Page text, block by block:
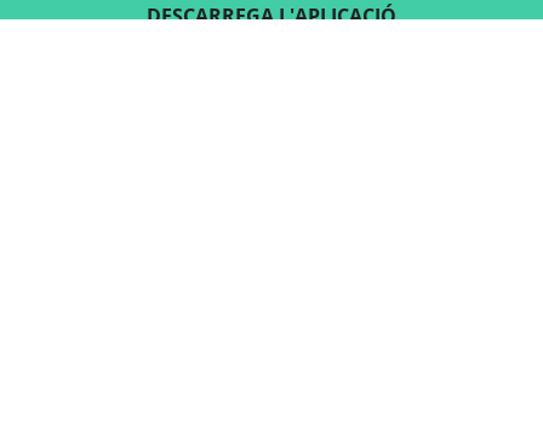
DESCARREGA L'APLICACIÓ